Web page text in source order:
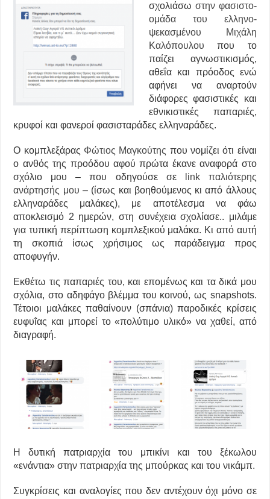
σχολιάσω στην φασιστο-
ομάδα του ελληνο-
ψεκασμένου Μιχάλη
Καλόπουλου που το
παίζει αγνωστικισμός,
αθεΐα και πρόοδος ενώ
αφήνει να αναρτούν
διάφορες φασιστικές και
εθνικιστικές παπαριές,
κρυφοί και φανεροί φασισταράδες ελληναράδες.
Ο κομπλεξάρας Φώτιος Μαγκούτης που νομίζει ότι είναι
ο ανθός της προόδου αφού πρώτα έκανε αναφορά στο
σχόλιο μου – που οδηγούσεσε
link παλιότερης
ανάρτησής μου –(ίσως και βοηθούμενος κι από άλλους
ελληναράδες μαλάκες), με αποτέλεσμα να φάω
αποκλεισμό 2 ημερών, στη συνέχεια σχολίασε.. μιλάμε
για τυπική περίπτωση κομπλεξικού μαλάκα. Κι από αυτή
τη σκοπιά ίσως χρήσιμος ως παράδειγμα προς
αποφυγήν.
Εκθέτω τις παπαριές του, και επομένως και τα δικά μου
σχόλια, στο αδηφάγο βλέμμα του κοινού, ως snapshots.
Τέτοιοι μαλάκες παθαίνουν (σπάνια)παροδικές κρίσεις
ευφυΐας και μπορεί το «πολύτιμο υλικό» να χαθεί, από
διαγραφή.
Η δυτική πατριαρχία του μπικίνι και του ξέκωλου
«ενάντια» στην πατριαρχία της μπούρκας και του νικάμπ.
Συγκρίσεις και αναλογίες που δεν αντέχουν όχι μόνο σε